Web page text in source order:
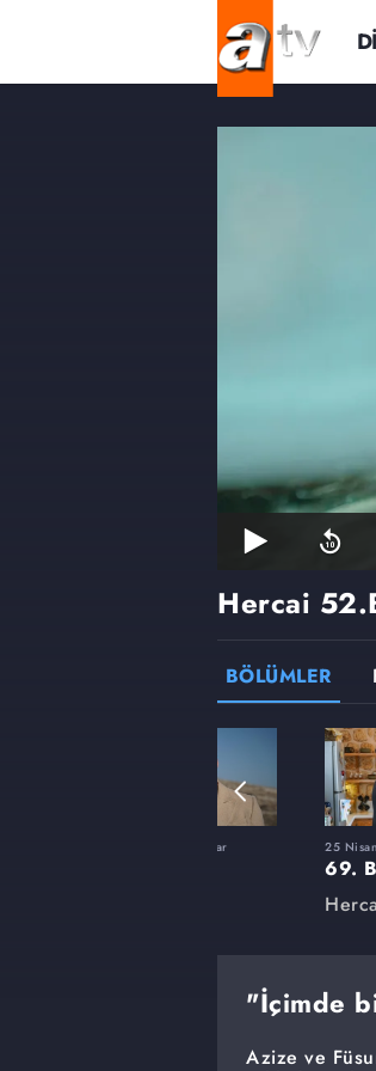
Hercai
BÖLÜMLER
17 Ocak 2021, Pazar 25
69.
"İçimde
Azize ve